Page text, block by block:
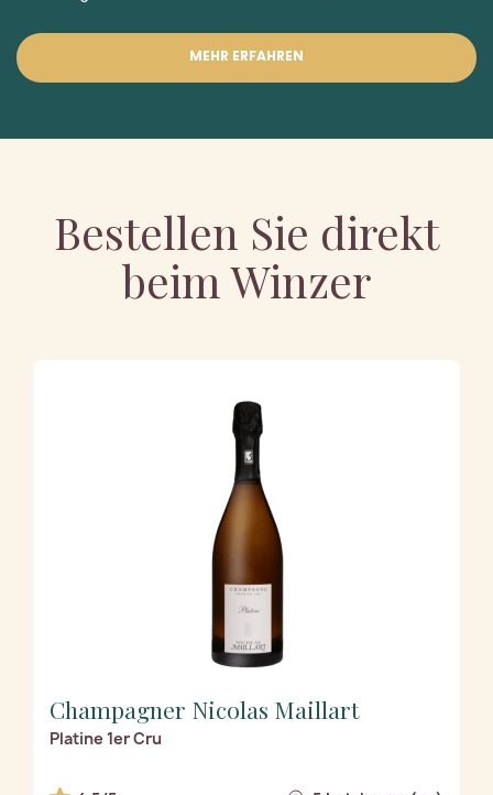
MEHR ERFAHREN
Bestellen Sie direkt
beim Winzer
Champagner Nicolas Maillart
Platine 1er Cru